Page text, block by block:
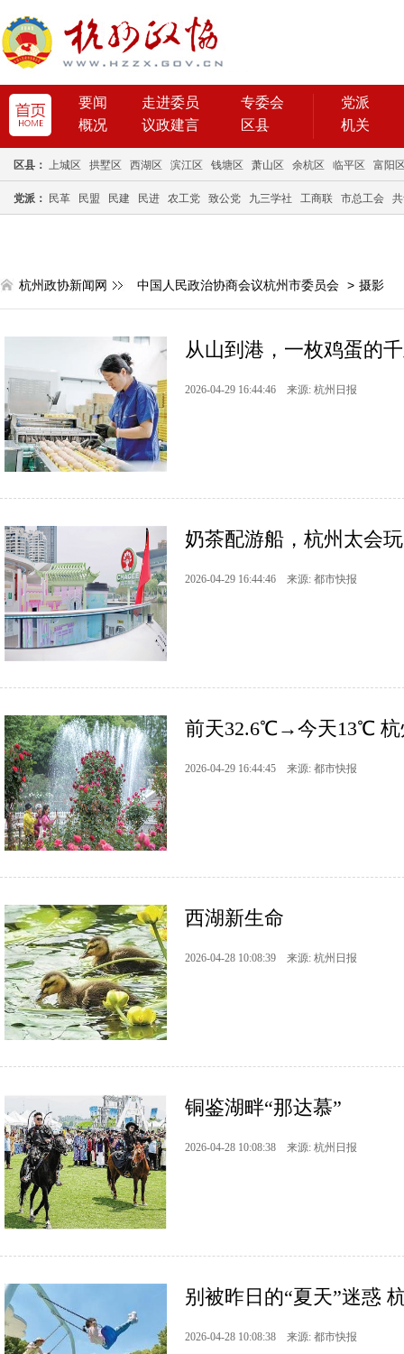
要闻 走进委员
专委会
概况
议政建言 区县
党派
机关
区县： 上城区 拱墅区 西湖区 滨江区 钱塘区 萧山区 余杭区 临平区 富阳
党派： 民革 民盟 民建 民进 农工党 致公党 九三学社 工商联 市总工会
杭州政协新闻网 中国人民政治协商会议杭州市委员会 > 摄影
从山到港，一枚鸡蛋的
2026-04-29 16:44:46 来源: 杭州日报
奶茶配游船，杭州太会
2026-04-29 16:44:46 来源: 都市快报
前天32.6℃→今天13℃ 杭
2026-04-29 16:44:45 来源: 都市快报
西湖新生命
2026-04-28 10:08:39 来源: 杭州日报
铜鉴湖畔“那达慕”
2026-04-28 10:08:38 来源: 杭州日报
别被昨日的“夏天”迷惑
2026-04-28 10:08:38 来源: 都市快报